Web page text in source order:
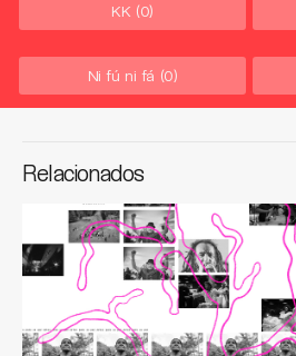
KK (0)
Ni fú ni fá (0)
Relacionados